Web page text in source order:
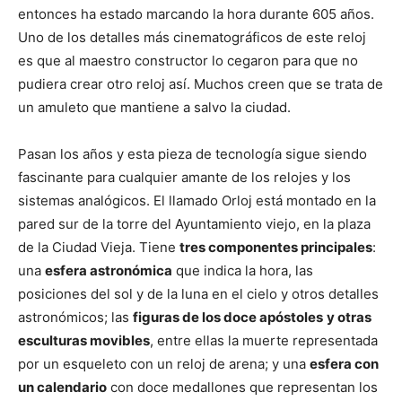
entonces ha estado marcando la hora durante 605 años.
Uno de los detalles más cinematográficos de este reloj
es que al maestro constructor lo cegaron para que no
pudiera crear otro reloj así. Muchos creen que se trata de
un amuleto que mantiene a salvo la ciudad.
Pasan los años y esta pieza de tecnología sigue siendo
fascinante para cualquier amante de los relojes y los
sistemas analógicos. El llamado Orloj está montado en la
pared sur de la torre del Ayuntamiento viejo, en la plaza
de la Ciudad Vieja. Tiene tres componentes principales:
una esfera astronómica que indica la hora, las
posiciones del sol y de la luna en el cielo y otros detalles
astronómicos; las figuras de los doce apóstoles y otras
esculturas movibles, entre ellas la muerte representada
por un esqueleto con un reloj de arena; y una esfera con
un calendario con doce medallones que representan los